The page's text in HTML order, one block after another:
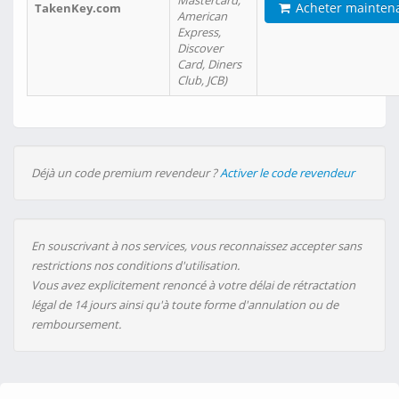
TakenKey.com
American
Express,
Discover
Card, Diners
Club, JCB)
Acheter
Déjà un code premium revendeur ?Activer le code revendeur
En souscrivant à nos services, vous reconnaissez accepter sans
restrictions nos conditions d'utilisation.
Vous avez explicitement renoncé à votre délai de rétractation
légal de 14 jours ainsi qu'à toute forme d'annulation ou de
remboursement.